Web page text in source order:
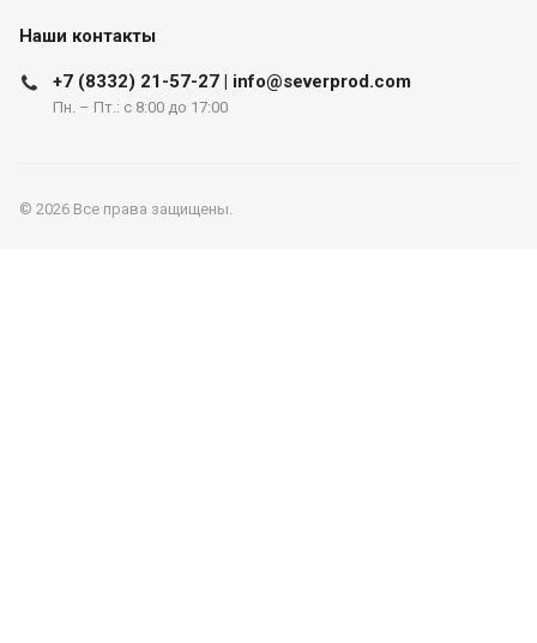
Наши контакты
+7 (8332) 21-57-27 | info@severprod.com
Пн. – Пт.: с 8:00 до 17:00
© 2026 Все права защищены.